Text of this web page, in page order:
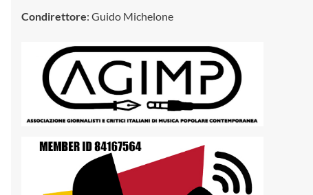
Condirettore: Guido Michelone